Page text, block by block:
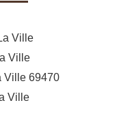
Ville
Ville
Ville 69470
Ville